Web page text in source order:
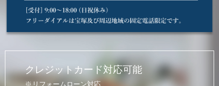
クレジットカード対応可能
リフォームローン対応